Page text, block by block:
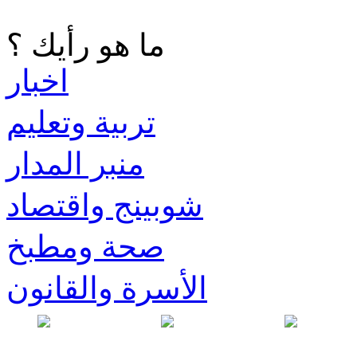
ما هو رأيك ؟
اخبار
تربية وتعليم
منبر المدار
شوبينج واقتصاد
صحة ومطبخ
الأسرة والقانون